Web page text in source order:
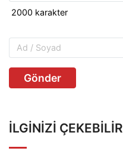
Gönder
İLGINIZI ÇEKEBILIR